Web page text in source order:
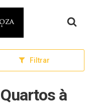
Filtrar
à